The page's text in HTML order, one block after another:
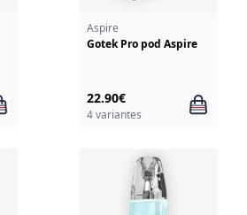
Aspire
Gotek Pro pod Aspire
22.90€
4 variantes